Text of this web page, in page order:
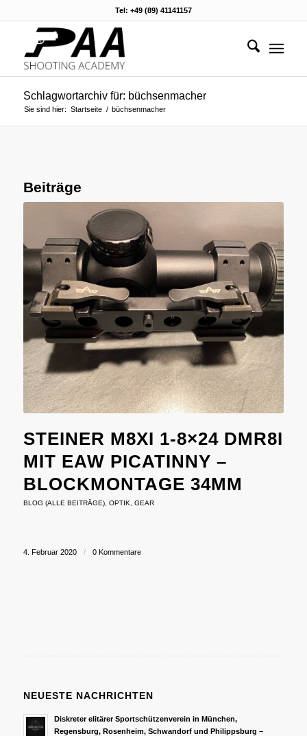
Tel: +49 (89) 41141157
Schlagwortarchiv für: büchsenmacher
Sie sind hier: Startseite / büchsenmacher
Beiträge
STEINER M8XI 1-8×24 DMR8I
MIT EAW PICATINNY –
BLOCKMONTAGE 34MM
BLOG (ALLE BEITRÄGE), OPTIK GEAR
4. Februar 2020 / 0 Kommentare
NEUESTE NACHRICHTEN
Diskreter elitärer Sportschützenverein in München,
Regensburg, Rosenheim, Schwandorf und Philippsburg –